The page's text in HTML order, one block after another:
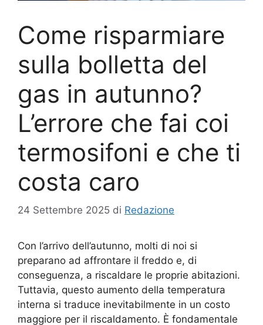
Come risparmiare
sulla bolletta del
gas in autunno?
L’errore che fai coi
termosifoni e che ti
costa caro
24 Settembre 2025 di Redazione
Con l’arrivo dell’autunno, molti di noi si
preparano ad affrontare il freddo e, di
conseguenza, a riscaldare le proprie abitazioni.
Tuttavia, questo aumento della temperatura
interna si traduce inevitabilmente in un costo
maggiore per il riscaldamento. È fondamentale